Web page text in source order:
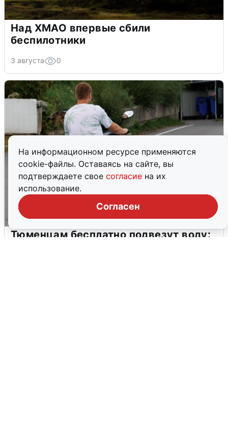
На информационном ресурсе применяются
cookie-файлы. Оставаясь на сайте, вы
подтверждаете свое согласие на их
использование.
Согласен
Над ХМАО впервые сбили
беспилотники
3 августа 0
Тюменцам бесплатно подвезут воду: